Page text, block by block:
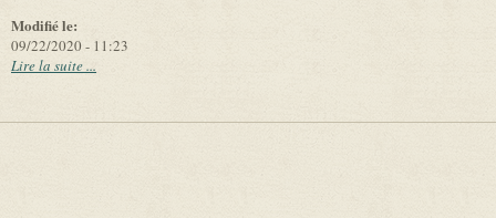
Modifié le:
09/22/2020 - 11:23
Lire la suite ...